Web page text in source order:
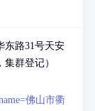
东路31号天安
群登记）
佛山市衢